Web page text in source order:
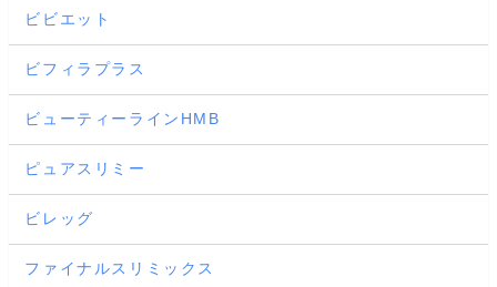
ビビエット
ビフィラプラス
ビューティーラインHMB
ピュアスリミー
ビレッグ
ファイナルスリミックス